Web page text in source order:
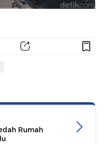
Rumah